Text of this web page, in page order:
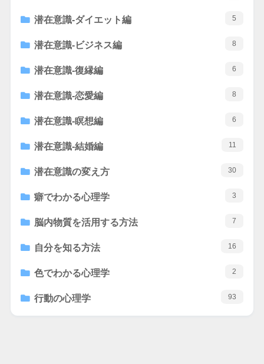
潜在意識-ダイエット編 5
潜在意識-ビジネス編 8
潜在意識-復縁編 6
潜在意識-恋愛編 8
潜在意識-瞑想編 6
潜在意識-結婚編 11
潜在意識の変え方 30
癖でわかる心理学 3
脳内物質を活用する方法 7
自分を知る方法 16
色でわかる心理学 2
行動の心理学 93